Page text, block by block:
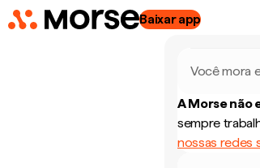
Baixar app
Você mora
A Morse não
sempre
nossas redes